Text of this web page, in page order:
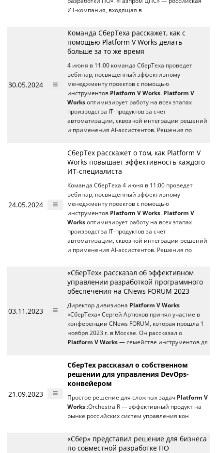
ИТ-компания, входящая в
30.05.2024
Команда СберТеха расскажет, как с
помощью Platform V Works делать
больше за то же время
4 июня в 11:00 команда СберТеха проведет
вебинар, посвященный эффективному
менеджменту проектов с помощью
инструментов Platform V Works. Platform V
Works оптимизирует работу на всех этапах
производства IT-продуктов за счет
автоматизации, сквозной интеграции решений
и применения AI-ассистентов. Решения по
24.05.2024
СберТех расскажет о том, как Platform V
Works повышает эффективность каждого
ИТ-специалиста
Команда СберТеха 4 июня в 11:00 проведет
вебинар, посвященный эффективному
менеджменту проектов с помощью
инструментов Platform V Works. Platform V
Works оптимизирует работу на всех этапах
производства IT-продуктов за счет
автоматизации, сквозной интеграции решений
и применения AI-ассистентов. Решения по
03.11.2023
«СберТех» рассказал об эффективном
управлении разработкой программного
обеспечения на CNews FORUM 2023
Директор дивизиона Platform V Works
«СберТеха» Сергей Артюхов принял участие в
конференции CNews FORUM, которая прошла 1
ноября 2023 г. в Москве. Он рассказал о
Platform V Works — семействе инструментов дл
21.09.2023
СберТех рассказал о собственном
решении для управления DevOps-
конвейером
Простое решение для сложных задач Platform V
Works::Orchestra R — эффективный продукт на
рынке российских систем управления кон
«Сбер» представил решение для бизнеса
по совместной разработке ПО